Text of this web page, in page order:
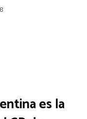
es la